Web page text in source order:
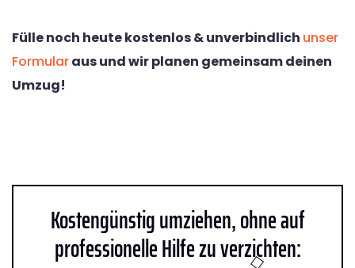
Fülle noch heute kostenlos & unverbindlich unser
Formularaus und wir planen gemeinsam deinen
Umzug!
Kostengünstig umziehen, ohne auf
professionelle Hilfe zu verzichten: